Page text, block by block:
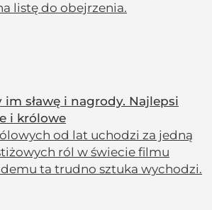
listę do obejrzenia.
im sławę i nagrody. Najlepsi
i królowe
od lat uchodzi za jedną
ról w świecie filmu
ta trudno sztuka wychodzi.